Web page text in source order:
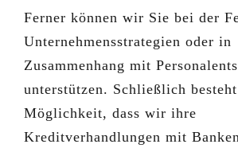
Ferner können wir Sie bei der
Unternehmensstrategien oder in
Zusammenhang mit
unterstützen. Schließlich
Möglichkeit, dass wir ihre
Kreditverhandlungen mit